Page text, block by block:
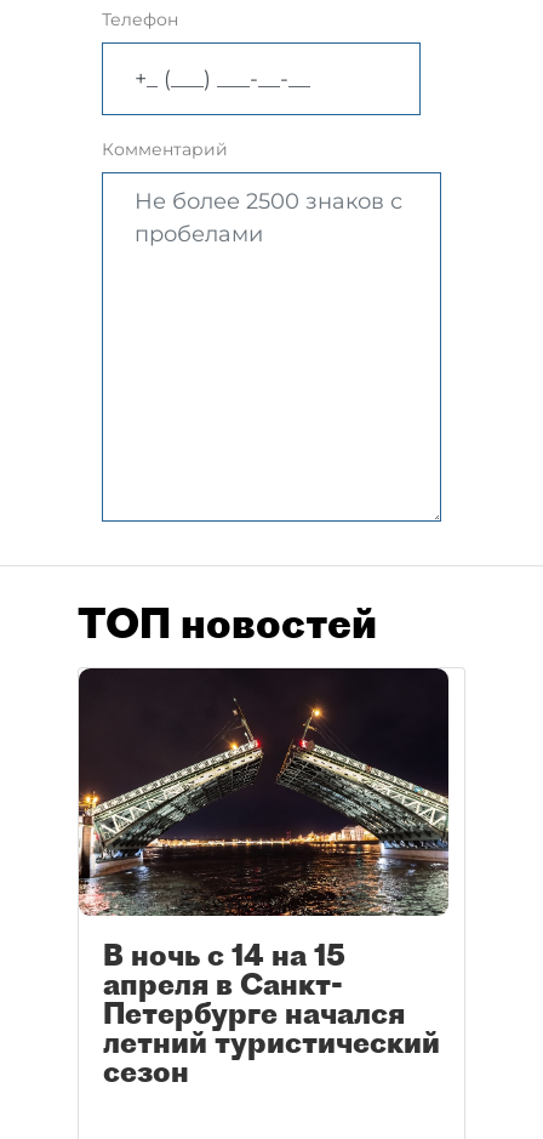
Телефон
Комментарий
ТОП новостей
В ночь с 14 на 15
апреля в Санкт-
Петербурге начался
летний туристический
сезон